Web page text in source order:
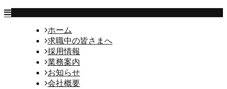
ホーム
求職中の皆さまへ
採用情報
業務案内
お知らせ
会社概要